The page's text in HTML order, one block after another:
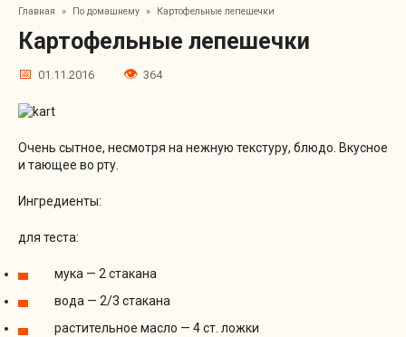
Главная » По домашнему » Картофельные лепешечки
Картофельные лепешечки
01.11.2016 364
Очень сытное, несмотря на нежную текстуру, блюдо. Вкусное
и тающее во рту.
Ингредиенты:
для теста:
мука — 2 стакана
вода — 2/3 стакана
растительное масло — 4 ст. ложки